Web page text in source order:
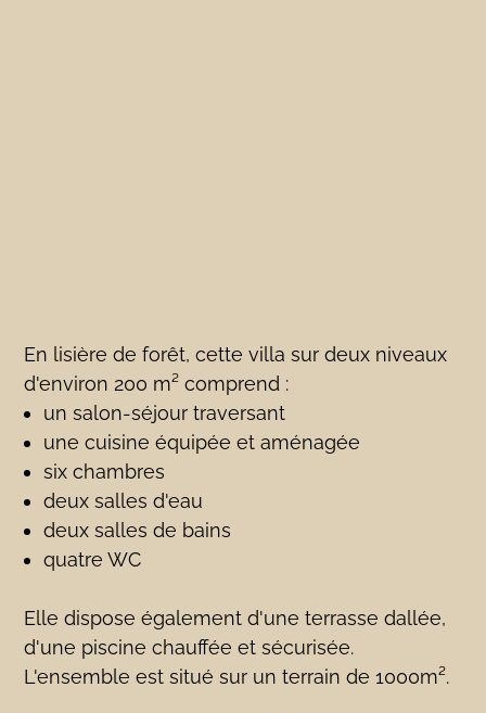
En lisière de forêt, cette villa sur deux niveaux
d'environ 200 m² comprend :
un salon-séjour traversant
une cuisine équipée et aménagée
six chambres
deux salles d'eau
deux salles de bains
quatre WC
Elle dispose également d'une terrasse dallée,
d'une piscine chauffée et sécurisée.
L'ensemble est situé sur un terrain de 1000m².